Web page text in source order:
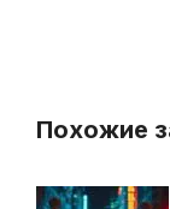
Похожие